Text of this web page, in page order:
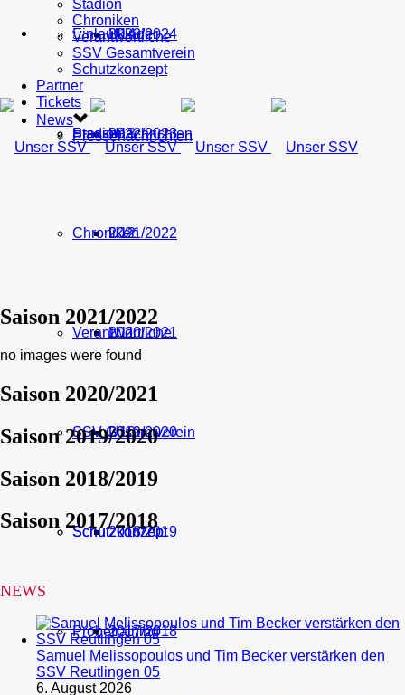
U14
U13
U12
U11
U10
Schutzkonzept
Probetraining
2023/2024
2022/2023
2021/2022
2020/2021
2019/2020
2018/2019
2017/2018
Einlaufkinder
Stadion
Chroniken
Verantwortliche
SSV Gesamtverein
Schutzkonzept
NEWS
Pressenachrichten
Stadion
Chroniken
Verantwortliche
SSV Gesamtverein
Schutzkonzept
Partner
Tickets
News
Pressenachrichten
Saison 2021/2022
no images were found
Saison 2020/2021
Saison 2019/2020
Saison 2018/2019
Saison 2017/2018
NEWS
Samuel Melissopoulos und Tim Becker verstärken den
SSV Reutlingen 05
6. August 2026